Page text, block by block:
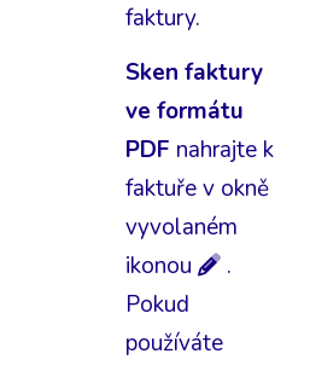
faktury.
Sken faktury
ve formátu
PDF nahrajte k
faktuře v okně
vyvolaném
ikonou
.
Pokud
používáte